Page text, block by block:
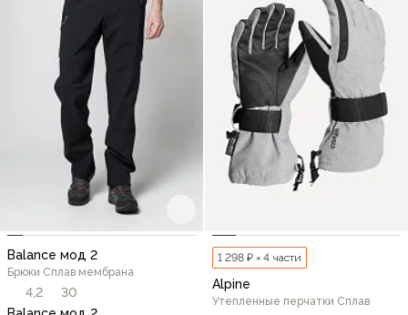
Balance мод 2
Брюки Сплав мембрана
4,2
30
1 298 ₽ × 4 части
Alpine
Утепленные перчатки Сплав